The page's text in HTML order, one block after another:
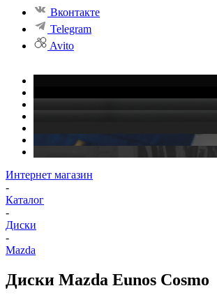
Вконтакте
Telegram
Avito
Интернет магазин
-
Каталог
-
Диски
-
Mazda
Диски Mazda Eunos Cosmo